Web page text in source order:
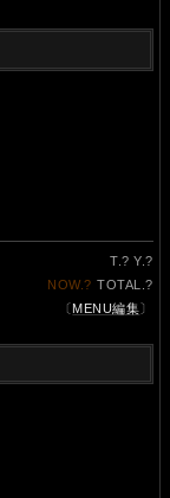
T.? Y.?
NOW.? TOTAL.?
〔 MENU編集 〕